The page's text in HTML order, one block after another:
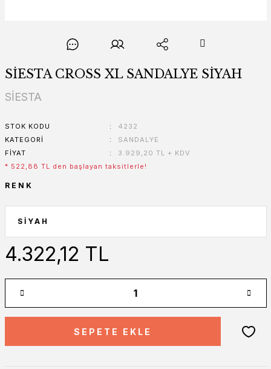
SİESTA CROSS XL SANDALYE SİYAH
SİESTA
STOK KODU
4232
KATEGORI
SANDALYE
FIYAT
3.929,20 TL + KDV
* 522,88 TL den başlayan taksitlerle!
RENK
4.322,12 TL
SEPETE EKLE